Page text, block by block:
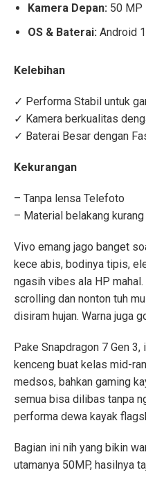
Kamera Depan: 50 MP
OS & Baterai: Android
Kelebihan
✓ Performa Stabil untuk
✓ Kamera berkualitas
✓ Baterai Besar dengan
Kekurangan
– Tanpa lensa Telefoto
– Material belakang
Vivo emang jago banget
kece abis, bodinya tipis,
ngasih vibes ala HP
scrolling dan nonton tuh
disiram hujan. Warna juga
Pake Snapdragon 7 Gen
kenceng buat kelas mid-
medsos, bahkan gaming
semua bisa dilibas tanpa
performa dewa kayak
Bagian ini nih yang bikin
utamanya 50MP, hasilnya